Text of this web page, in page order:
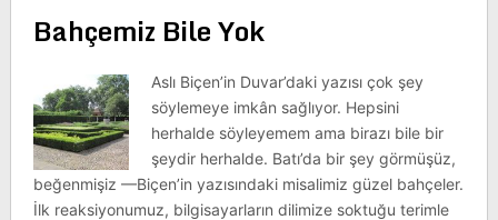
Bahçemiz Bile Yok
Aslı Biçen’in Duvar’daki yazısı çok şey
söylemeye imkân sağlıyor. Hepsini
herhalde söyleyemem ama birazı bile bir
şeydir herhalde. Batı’da bir şey görmüşüz,
beğenmişiz —Biçen’in yazısındaki misalimiz güzel bahçeler.
İlk reaksiyonumuz, bilgisayarların dilimize soktuğu terimle